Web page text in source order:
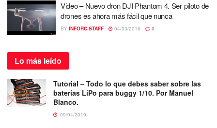
Video – Nuevo dron DJI Phantom 4. Ser piloto de
drones es ahora más fácil que nunca
BY INFORC STAFF 04/03/2016 0
Lo más leído
Tutorial – Todo lo que debes saber sobre las
baterías LiPo para buggy 1/10. Por Manuel
Blanco.
09/04/2019